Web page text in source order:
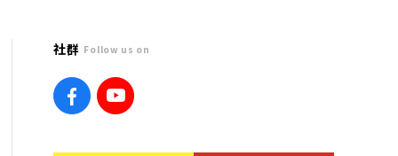
社群 Follow us on